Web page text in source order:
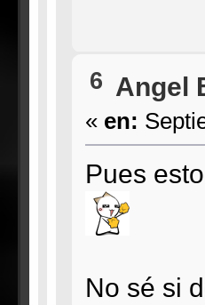
6 Angel
« en:
Pues
No sé si